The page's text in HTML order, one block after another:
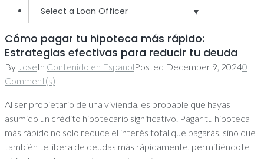
Select a Loan Officer
▼
Cómo pagar tu hipoteca más rápido:
Estrategias efectivas para reducir tu deuda
By JoseIn Contenido en EspanolPosted December 9, 20240
Comment(s)
Al ser propietario de una vivienda, es probable que hayas
asumido un crédito hipotecario significativo. Pagar tu hipoteca
más rápido no solo reduce el interés total que pagarás, sino que
también te libera de deudas más rápidamente, permitiéndote